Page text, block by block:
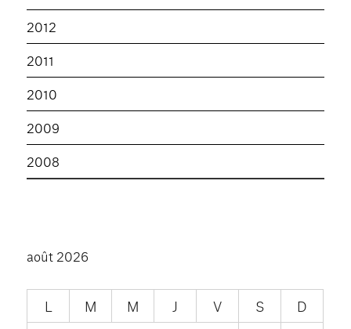
2012
2011
2010
2009
2008
août 2026
L M M J V S
D